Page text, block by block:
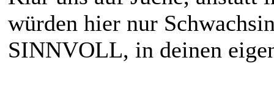
würden hier nur
SINNVOLL, in deinen